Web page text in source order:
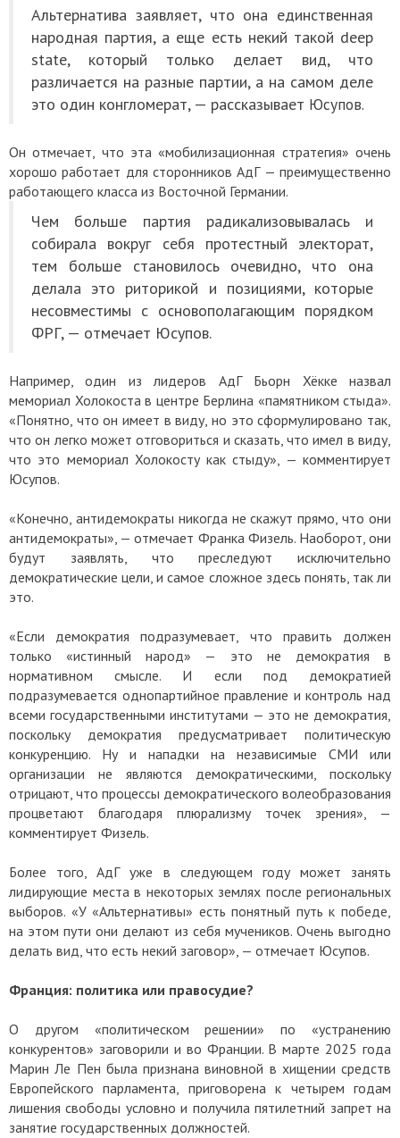
Альтернатива заявляет, что она единственная
народная партия, а еще есть некий такой deep
state, который только делает вид, что
различается на разные партии, а на самом деле
это один конгломерат, — рассказывает Юсупов.
Он отмечает, что эта «мобилизационная стратегия» очень
хорошо работает для сторонников АдГ — преимущественно
работающего класса из Восточной Германии.
Чем больше партия радикализовывалась и
собирала вокруг себя протестный электорат,
тем больше становилось очевидно, что она
делала это риторикой и позициями, которые
несовместимы с основополагающим порядком
ФРГ, — отмечает Юсупов.
Например, один из лидеров АдГ Бьорн Хёкке назвал
мемориал Холокоста в центре Берлина «памятником стыда».
«Понятно, что он имеет в виду, но это сформулировано так,
что он легко может отговориться и сказать, что имел в виду,
что это мемориал Холокосту как стыду», — комментирует
Юсупов.
«Конечно, антидемократы никогда не скажут прямо, что они
антидемократы», — отмечает Франка Физель. Наоборот, они
будут заявлять, что преследуют исключительно
демократические цели, и самое сложное здесь понять, так ли
это.
«Если демократия подразумевает, что править должен
только «истинный народ» — это не демократия в
нормативном смысле. И если под демократией
подразумевается однопартийное правление и контроль над
всеми государственными институтами — это не демократия,
поскольку демократия предусматривает политическую
конкуренцию. Ну и нападки на независимые СМИ или
организации не являются демократическими, поскольку
отрицают, что процессы демократического волеобразования
процветают благодаря плюрализму точек зрения», —
комментирует Физель.
Более того, АдГ уже в следующем году может занять
лидирующие места в некоторых землях после региональных
выборов. «У «Альтернативы» есть понятный путь к победе,
на этом пути они делают из себя мучеников. Очень выгодно
делать вид, что есть некий заговор», — отмечает Юсупов.
Франция: политика или правосудие?
О другом «политическом решении» по «устранению
конкурентов» заговорили и во Франции. В марте 2025 года
Марин Ле Пен была признана виновной в хищении средств
Европейского парламента, приговорена к четырем годам
лишения свободы условно и получила пятилетний запрет на
занятие государственных должностей.